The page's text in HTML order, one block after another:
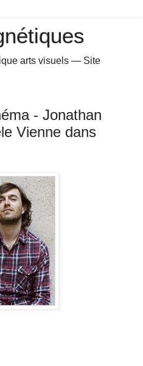
arts visuels — Site
- Jonathan
Vienne dans